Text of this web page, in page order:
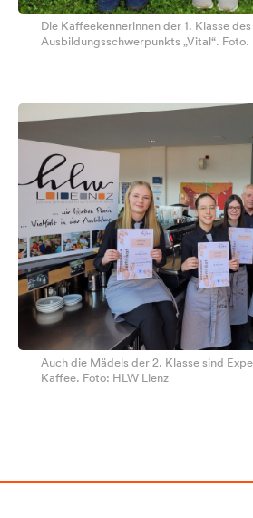
Die Kaffeekennerinnen der 1. Klasse des
Ausbildungsschwerpunkts „Vital“. Foto.
Auch die Mädels der 2. Klasse sind
Kaffee. Foto: HLW Lienz